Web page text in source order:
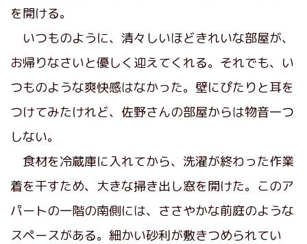
を開ける。
いつものように、清々しいほどきれいな部屋が、
お帰りなさいと優しく迎えてくれる。それでも、い
つものような爽快感はなかった。壁にぴたりと耳を
つけてみたけれど、佐野さんの部屋からは物音一つ
しない。
食材を冷蔵庫に入れてから、洗濯が終わった作業
着を干すため、大きな掃き出し窓を開けた。このア
パートの一階の南側には、ささやかな前庭のような
スペースがある。細かい砂利が敷きつめられてい